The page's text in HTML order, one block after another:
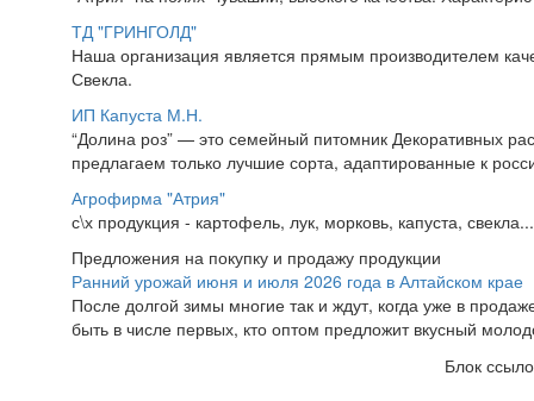
ТД "ГРИНГОЛД"
Наша организация является прямым производителем
Свекла.
ИП Капуста М.Н.
“Долина роз” — это семейный питомник Декоративных
предлагаем только лучшие сорта, адаптированные к
Агрофирма "Атрия"
с\х продукция - картофель, лук, морковь, капуста, свекла...
Предложения на покупку и продажу продукции
Ранний урожай июня и июля 2026 года в Алтайском крае
После долгой зимы многие так и ждут, когда уже в
быть в числе первых, кто оптом предложит вкусный
Блок